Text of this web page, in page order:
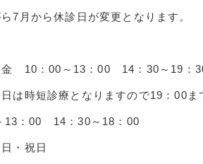
7月から休診日が変更となります。
金 10：00～13：00 14：30～19：
日は時短診療となりますので19：00ま
：00 14：30～18：00
・祝日